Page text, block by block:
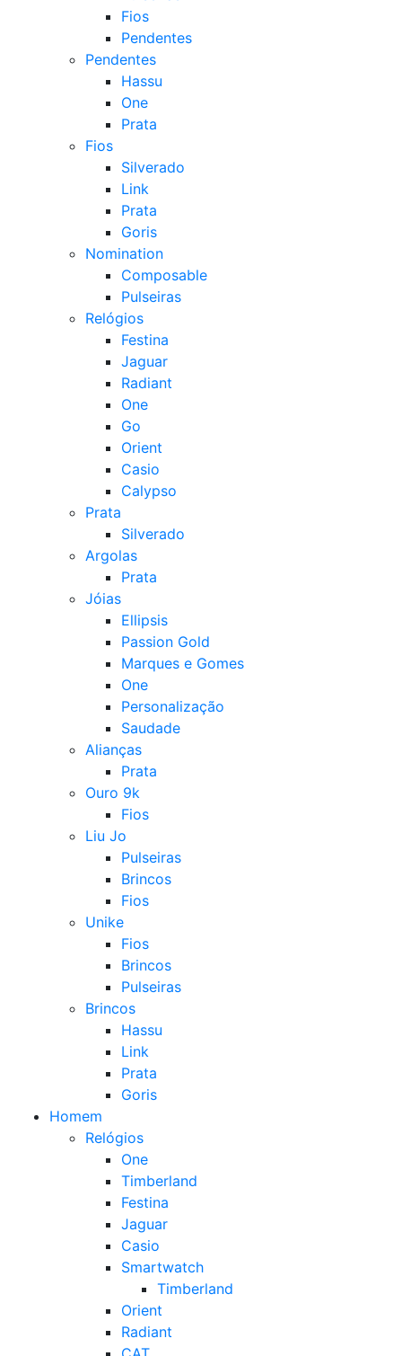
Fios
Pendentes
Pendentes
Hassu
One
Prata
Fios
Silverado
Link
Prata
Goris
Nomination
Composable
Pulseiras
Relógios
Festina
Jaguar
Radiant
One
Go
Orient
Casio
Calypso
Prata
Silverado
Argolas
Prata
Jóias
Ellipsis
Passion Gold
Marques e Gomes
One
Personalização
Saudade
Alianças
Prata
Ouro 9k
Fios
Liu Jo
Pulseiras
Brincos
Fios
Unike
Fios
Brincos
Pulseiras
Brincos
Hassu
Link
Prata
Goris
Homem
Relógios
One
Timberland
Festina
Jaguar
Casio
Smartwatch
Timberland
Orient
Radiant